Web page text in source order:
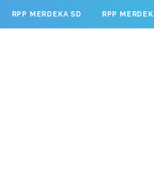
{ googletag.defineSlot('/
googletag.enableServices(); });
RPP MERDEKA SD RPP